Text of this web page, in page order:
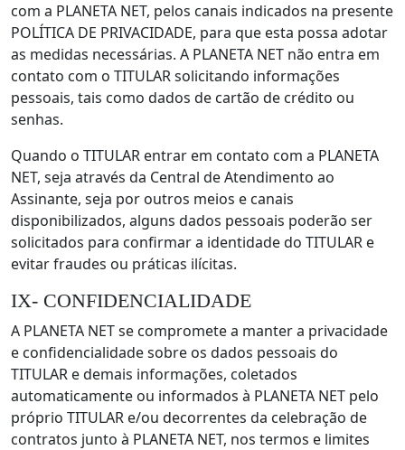
com a PLANETA NET, pelos canais indicados na presente
POLÍTICA DE PRIVACIDADE, para que esta possa adotar
as medidas necessárias. A PLANETA NET não entra em
contato com o TITULAR solicitando informações
pessoais, tais como dados de cartão de crédito ou
senhas.
Quando o TITULAR entrar em contato com a PLANETA
NET, seja através da Central de Atendimento ao
Assinante, seja por outros meios e canais
disponibilizados, alguns dados pessoais poderão ser
solicitados para confirmar a identidade do TITULAR e
evitar fraudes ou práticas ilícitas.
IX- CONFIDENCIALIDADE
A PLANETA NET se compromete a manter a privacidade
e confidencialidade sobre os dados pessoais do
TITULAR e demais informações, coletados
automaticamente ou informados à PLANETA NET pelo
próprio TITULAR e/ou decorrentes da celebração de
contratos junto à PLANETA NET, nos termos e limites